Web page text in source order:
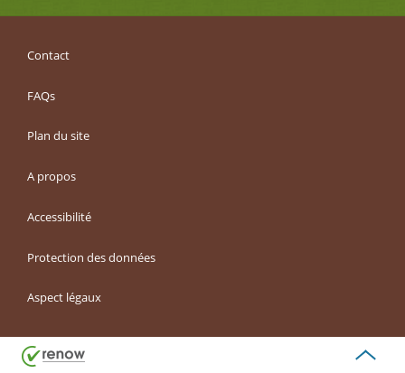
Contact
FAQs
Plan du site
A propos
Accessibilité
Protection des données
Aspect légaux
de